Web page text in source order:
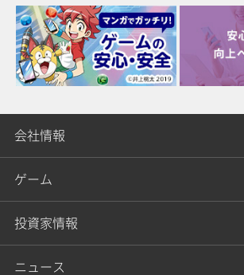
会社情報
ゲーム
投資家情報
ニュース